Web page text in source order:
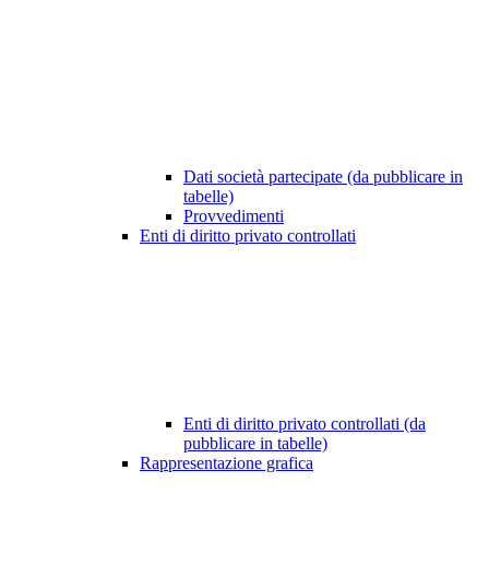
Dati società partecipate (da pubblicare in
tabelle)
Provvedimenti
Enti di diritto privato controllati
Enti di diritto privato controllati (da
pubblicare in tabelle)
Rappresentazione grafica